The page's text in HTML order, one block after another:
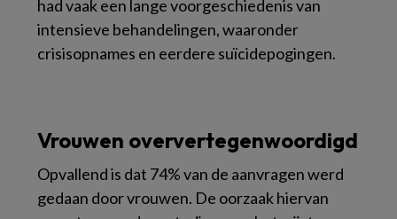
had vaak een lange voorgeschiedenis van
intensieve behandelingen, waaronder
crisisopnames en eerdere suïcidepogingen.
Vrouwen oververtegenwoordigd
Opvallend is dat 74% van de aanvragen werd
gedaan door vrouwen. De oorzaak hiervan